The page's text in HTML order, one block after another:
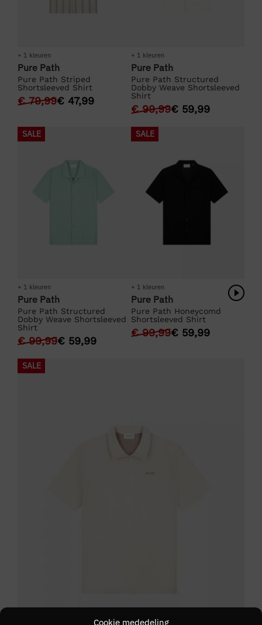
Cookie mededeling
+ 1 kleuren
Pure Path
Pure Path Striped
Shortsleeved Shirt
€79,99€ 47,99
+ 1 kleuren
Pure Path
Pure Path Structured
Dobby Weave Shortsleeved
Shirt
€99,99€ 59,99
SALE
+ 1 kleuren
Pure Path
Pure Path Structured
Dobby Weave Shortsleeved
Shirt
€99,99€ 59,99
SALE
+ 1 kleuren
Pure Path
Pure Path Honeycomd
Shortsleeved Shirt
€99,99€ 59,99
SALE